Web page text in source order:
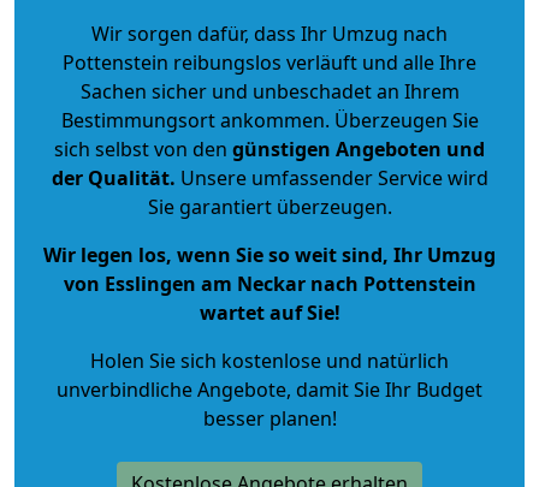
Wir sorgen dafür, dass Ihr Umzug nach
Pottenstein reibungslos verläuft und alle Ihre
Sachen sicher und unbeschadet an Ihrem
Bestimmungsort ankommen. Überzeugen Sie
sich selbst von den günstigen Angeboten und
der Qualität. Unsere umfassender Service wird
Sie garantiert überzeugen.
Wir legen los, wenn Sie so weit sind, Ihr Umzug
von Esslingen am Neckar nach Pottenstein
wartet auf Sie!
Holen Sie sich kostenlose und natürlich
unverbindliche Angebote, damit Sie Ihr Budget
besser planen!